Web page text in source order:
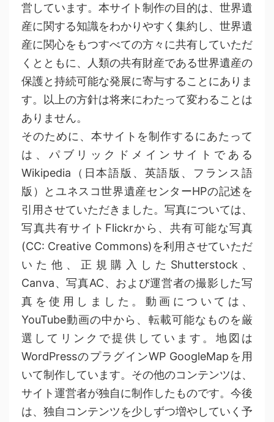
営しています。本サイト制作の目的は、世界遺
産に関する知識をわかりやすく集約し、世界遺
産に関心をもつすべての方々に共有していただ
くとともに、人類の共有財産である世界遺産の
保護と持続可能な発展に寄与することにありま
す。以上の方針は将来にわたって変わることは
ありません。
そのために、本サイトを制作するにあたって
は、パブリックドメインサイトである
Wikipedia（日本語版、英語版、フランス語
版）とユネスコ世界遺産センターHPの記述を
引用させていただきました。写真については、
写真共有サイトFlickrから、共有可能な写真
(CC: Creative Commons)を利用させていただ
いた他、正規購入したShutterstock、
Canva、写真AC、および運営者の撮影した写
真を使用しました。動画については、
YouTube動画の中から、転載可能なものを厳
選してリンクで提供しています。地図は
WordPressのプラグインWP GoogleMapを用
いて制作しています。その他のコンテンツは、
サイト運営者が独自に制作したものです。今後
は、独自コンテンツを少しずつ増やしていく予